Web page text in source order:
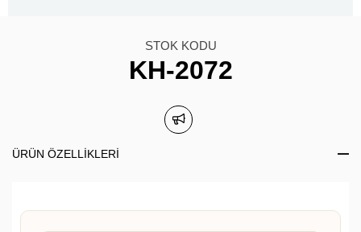
STOK KODU
KH-2072
ÜRÜN ÖZELLIKLERI